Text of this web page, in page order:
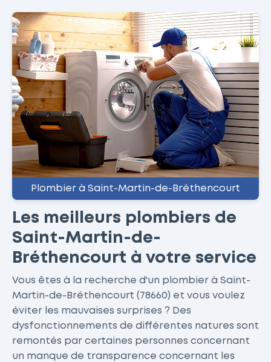
Plombier à Saint-Martin-de-Bréthencourt
Les meilleurs plombiers de
Saint-Martin-de-
Bréthencourt à votre service
Vous êtes à la recherche d'un plombier à Saint-
Martin-de-Bréthencourt (78660) et vous voulez
éviter les mauvaises surprises ? Des
dysfonctionnements de différentes natures sont
remontés par certaines personnes concernant
un manque de transparence concernant les